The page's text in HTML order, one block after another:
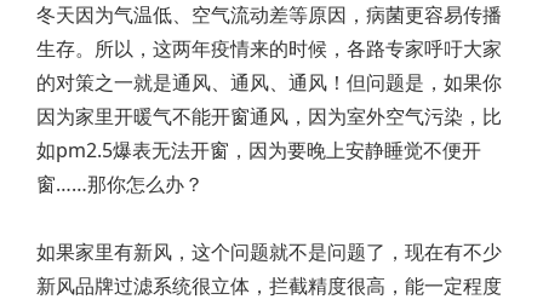
冬天因为气温低、空气流动差等原因，病菌更容易传播
生存。所以，这两年疫情来的时候，各路专家呼吁大家
的对策之一就是通风、通风、通风！但问题是，如果你
因为家里开暖气不能开窗通风，因为室外空气污染，比
如pm2.5爆表无法开窗，因为要晚上安静睡觉不便开
窗……那你怎么办？
如果家里有新风，这个问题就不是问题了，现在有不少
新风品牌过滤系统很立体，拦截精度很高，能一定程度